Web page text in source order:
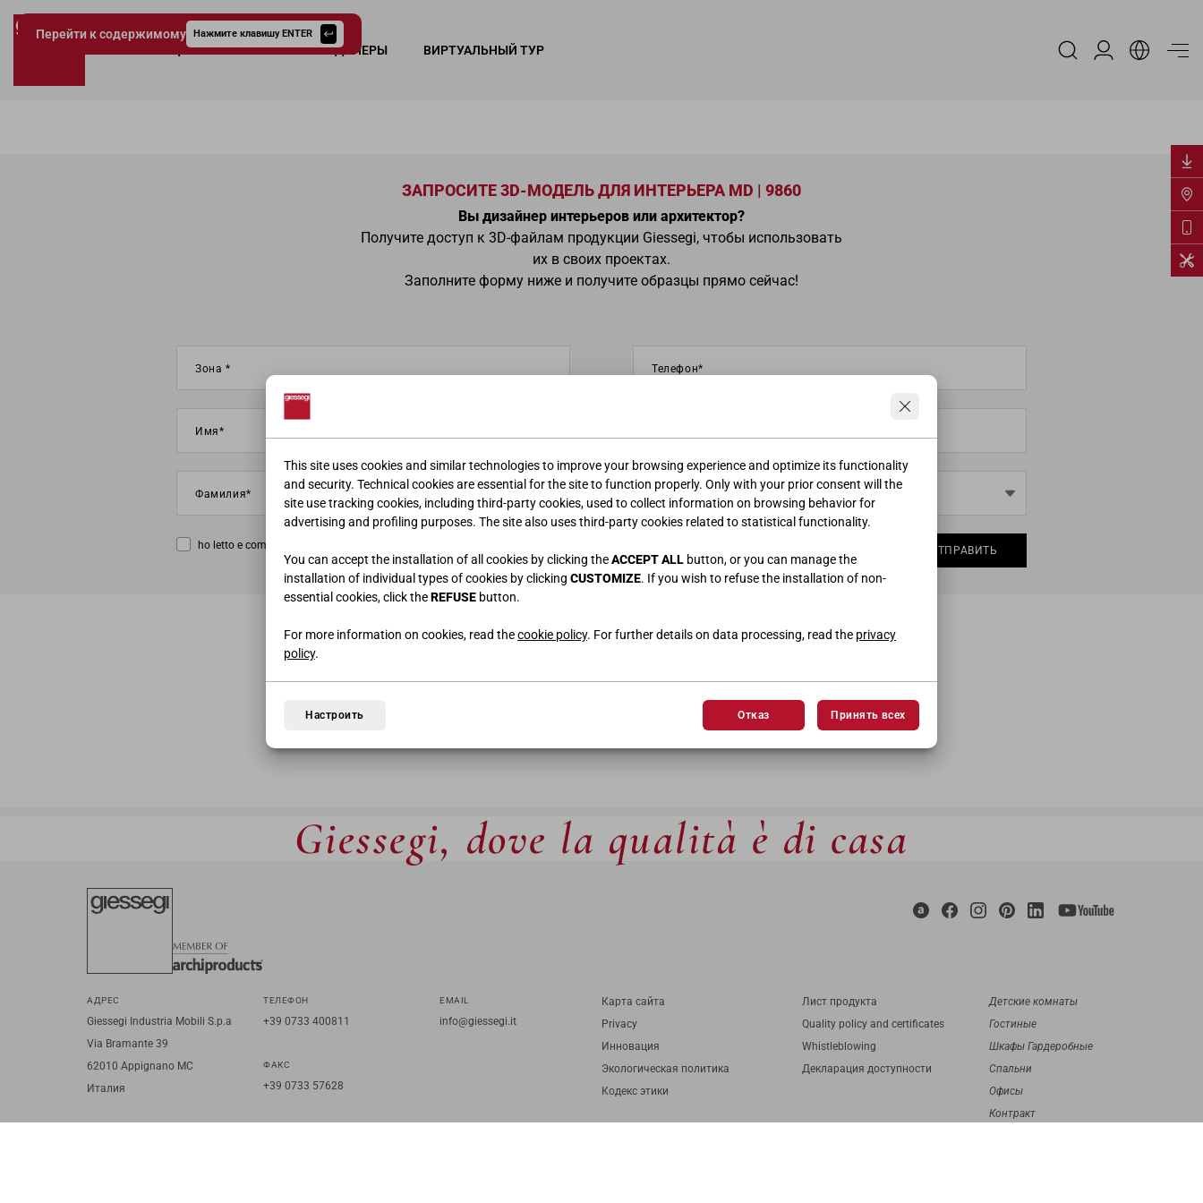
This site uses cookies and similar technologies to improve your browsing experience and optimize its functionality
and security. Technical cookies are essential for the site to function properly. Only with your prior consent will the
site use tracking cookies, including third-party cookies, used to collect information on browsing behavior for
advertising and profiling purposes. The site also uses third-party cookies related to statistical functionality.
You can accept the installation of all cookies by clicking theACCEPT ALL button, or you can manage the
installation of individual types of cookies by clicking CUSTOMIZE. If you wish to refuse the installation of non-
essential cookies, click theREFUSE button.
For more information on cookies, read thecookie policy. For further details on data processing, read the privacy
policy.
Настроить Отказ Принять всех
Перейти к содержимому Нажмите клавишу ENTER
КОЛЛЕКЦИИ КАТАЛОГИ ДИЛЕРЫ ВИРТУАЛЬНЫЙ ТУР
Вход в
ЗАПРОСИТЕ 3D-МОДЕЛЬ ДЛЯ ИНТЕРЬЕРА MD | 9860
Вы дизайнер интерьеров или архитектор?
Получите доступ к 3D-файлам продукции Giessegi, чтобы использовать
их в своих проектах.
Заполните форму ниже и получите образцы прямо сейчас!
ho letto e compreso la ОТПРАВИТЬ
Giessegi, dove la qualità è di casa
АДРЕС
Giessegi Industria Mobili S.p.a
Via Bramante 39
62010 Appignano MC
Италия
ТЕЛЕФОН
+39 0733 400811
ФАКС
+39 0733 57628
EMAIL
info@giessegi.it
Карта cайта
Privacy
Инновация
Экологическая политика
Кодекс этики
Лист продукта
Quality policy and certificates
Whistleblowing
Декларация доступности
Детские комнаты
Гостиные
Шкафы Гардеробные
Спальни
Офисы
Контракт